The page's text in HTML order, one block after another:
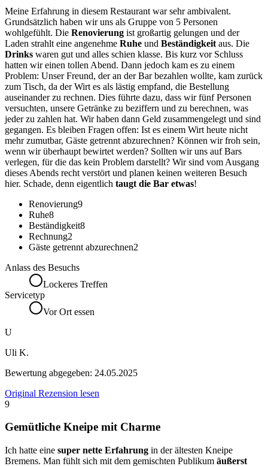
Meine Erfahrung in diesem Restaurant war sehr ambivalent.
Grundsätzlich haben wir uns als Gruppe von 5 Personen
wohlgefühlt. Die Renovierung ist großartig gelungen und der
Laden strahlt eine angenehme Ruhe und Beständigkeit aus. Die
Drinks waren gut und alles schien klasse. Bis kurz vor Schluss
hatten wir einen tollen Abend. Dann jedoch kam es zu einem
Problem: Unser Freund, der an der Bar bezahlen wollte, kam zurück
zum Tisch, da der Wirt es als lästig empfand, die Bestellung
auseinander zu rechnen. Dies führte dazu, dass wir fünf Personen
versuchten, unsere Getränke zu beziffern und zu berechnen, was
jeder zu zahlen hat. Wir haben dann Geld zusammengelegt und sind
gegangen. Es bleiben Fragen offen: Ist es einem Wirt heute nicht
mehr zumutbar, Gäste getrennt abzurechnen? Können wir froh sein,
wenn wir überhaupt bewirtet werden? Sollten wir uns auf Bars
verlegen, für die das kein Problem darstellt? Wir sind vom Ausgang
dieses Abends recht verstört und planen keinen weiteren Besuch
hier. Schade, denn eigentlich taugt die Bar etwas!
Renovierung9
Ruhe8
Beständigkeit8
Rechnung2
Gäste getrennt abzurechnen2
Anlass des Besuchs
Lockeres Treffen
Servicetyp
Vor Ort essen
U
Uli K.
Bewertung abgegeben: 24.05.2025
Original Rezension lesen
9
Gemütliche Kneipe mit Charme
Ich hatte eine super nette Erfahrung in der ältesten Kneipe
Bremens. Man fühlt sich mit dem gemischten Publikum äußerst